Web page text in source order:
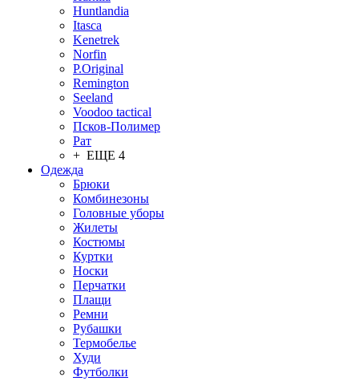
Huntlandia
Itasca
Kenetrek
Norfin
P.Original
Remington
Seeland
Voodoo tactical
Псков-Полимер
Рат
+ ЕЩЕ 4
Одежда
Брюки
Комбинезоны
Головные уборы
Жилеты
Костюмы
Куртки
Носки
Перчатки
Плащи
Ремни
Рубашки
Термобелье
Худи
Футболки